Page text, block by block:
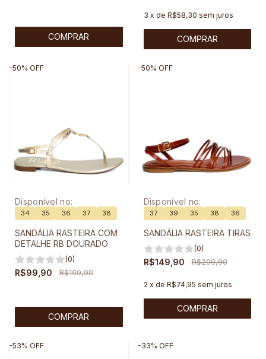
COMPRAR
3 x de R$58,30 sem juros
COMPRAR
Disponível no:
34 35 36 37 38
SANDÁLIA RASTEIRA COM
DETALHE RB DOURADO
(0)
R$99,90
-50% OFF
R$199,90
COMPRAR
Disponível no:
37 39 35 38 36
SANDÁLIA RASTEIRA TIRAS
(0)
R$149,90
-50% OFF
R$299,90
2 x de R$74,95 sem juros
COMPRAR
-53% OFF -33% OFF